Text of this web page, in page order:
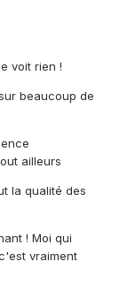
voit rien !
beaucoup de
ailleurs
la qualité des
! Moi qui
vraiment